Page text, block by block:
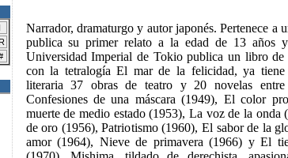
R
Narrador, dramaturgo y autor japonés. Pertenece a
publica su primer relato a la edad de 13 años
Universidad Imperial de Tokio publica un libro de
con la tetralogía El mar de la felicidad, ya tiene
literaria 37 obras de teatro y 20 novelas entre
Confesiones de una máscara (1949), El color
muerte de medio estado (1953), La voz de la onda
de oro (1956), Patriotismo (1960), El sabor de la
amor (1964), Nieve de primavera (1966) y El